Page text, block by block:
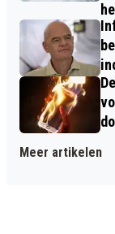
Meer artikelen